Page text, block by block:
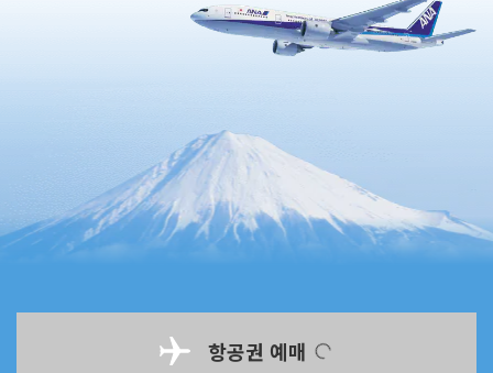
항공권 예매